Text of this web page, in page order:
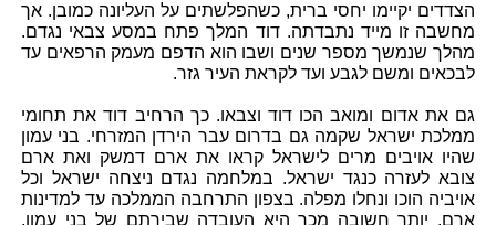
הצדדים יקיימו יחסי ברית, כשהפלשתים על העליונה כמובן. אך
מחשבה זו מייד נתבדתה. דוד המלך פתח במסע צבאי נגדם.
מהלך שנמשך מספר שנים ושבו הוא הדפם מעמק הרפאים עד
לבכאים ומשם לגבע ועד לקראת העיר גזר.
גם את אדום ומואב הכו דוד וצבאו. כך הרחיב דוד את תחומי
ממלכת ישראל שקמה גם בדרום עבר הירדן המזרחי. בני עמון
שהיו אויבים מרים לישראל קראו את ארם דמשק ואת ארם
צובא לעזרה כנגד ישראל. במלחמה נגדם ניצחה ישראל וכל
אויביה הוכו ונחלו מפלה. בצפון התרחבה הממלכה עד למדינות
ארם. יותר חשובה מכך היא העובדה שבירתם של בני עמון,